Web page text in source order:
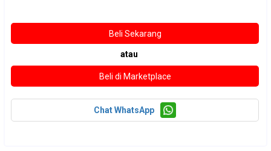
atau
Chat WhatsApp